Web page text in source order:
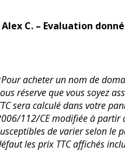
C. – Evaluation
acheter un nom de
réserve que vous soyez
sera calculé dans votre
112/CE modifiée à partir
de varier selon le
les prix TTC affichés